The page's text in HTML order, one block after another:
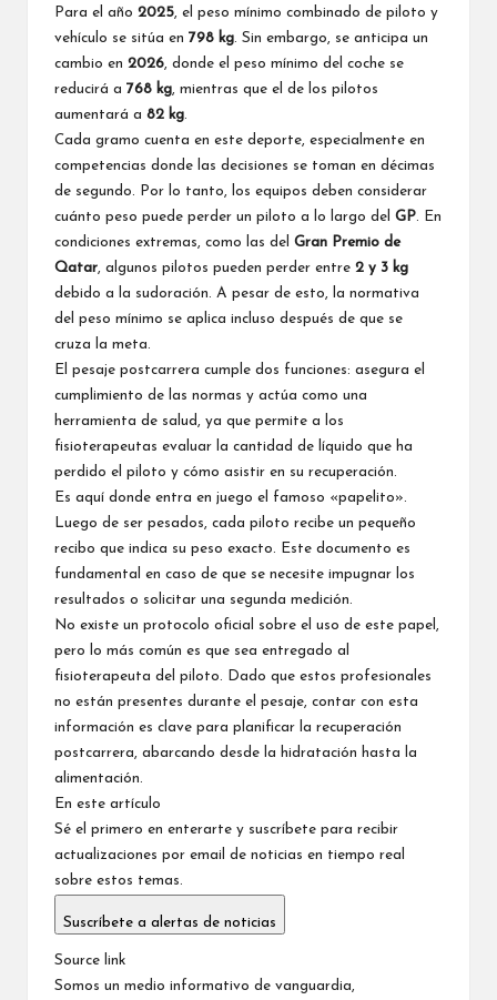
Para el año 2025 , el peso mínimo combinado de piloto y
vehículo se sitúa en 798 kg . Sin embargo, se anticipa un
cambio en 2026 , donde el peso mínimo del coche se
reducirá a 768 kg , mientras que el de los pilotos
aumentará a 82 kg
Cada gramo cuenta en este deporte, especialmente en
competencias donde las decisiones se toman en décimas
de segundo. Por lo tanto, los equipos deben considerar
cuánto peso puede perder un piloto a lo largo del GP . En
condiciones extremas, como las del Gran Premio de
Qatar , algunos pilotos pueden perder entre 2 y 3 kg
debido a la sudoración. A pesar de esto, la normativa
del peso mínimo se aplica incluso después de que se
cruza la meta.
El pesaje postcarrera cumple dos funciones: asegura el
cumplimiento de las normas y actúa como una
herramienta de salud, ya que permite a los
fisioterapeutas evaluar la cantidad de líquido que ha
perdido el piloto y cómo asistir en su recuperación.
Es aquí donde entra en juego el famoso «papelito».
Luego de ser pesados, cada piloto recibe un pequeño
recibo que indica su peso exacto. Este documento es
fundamental en caso de que se necesite impugnar los
resultados o solicitar una segunda medición.
No existe un protocolo oficial sobre el uso de este papel,
pero lo más común es que sea entregado al
fisioterapeuta del piloto. Dado que estos profesionales
no están presentes durante el pesaje, contar con esta
información es clave para planificar la recuperación
postcarrera, abarcando desde la hidratación hasta la
alimentación.
En este artículo
Sé el primero en enterarte y suscríbete para recibir
actualizaciones por email de noticias en tiempo real
sobre estos temas.
Suscríbete a alertas de noticias
Source link
Somos un medio informativo de vanguardia,